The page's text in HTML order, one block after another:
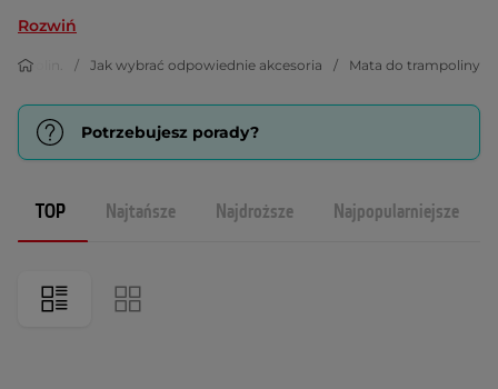
Rozwiń
Jak wybrać odpowiednie akcesoria Mata do trampoliny
Potrzebujesz porady?
TOP Najtańsze Najdroższe Najpopularniejsze